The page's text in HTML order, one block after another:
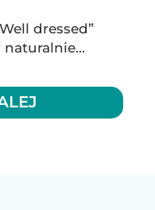
dressed”